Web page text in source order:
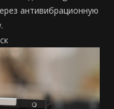
антивибрационную